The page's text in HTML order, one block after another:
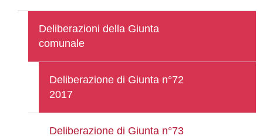
Deliberazioni della Giunta
comunale
Deliberazione di Giunta n°72
2017
Deliberazione di Giunta n°73